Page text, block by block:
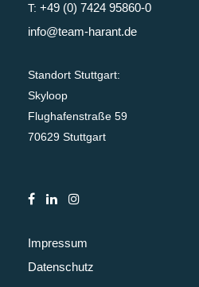
T: +49 (0) 7424 95860-0
info@team-harant.de
Standort Stuttgart:
Skyloop
Flughafenstraße 59
70629 Stuttgart
Impressum
Datenschutz